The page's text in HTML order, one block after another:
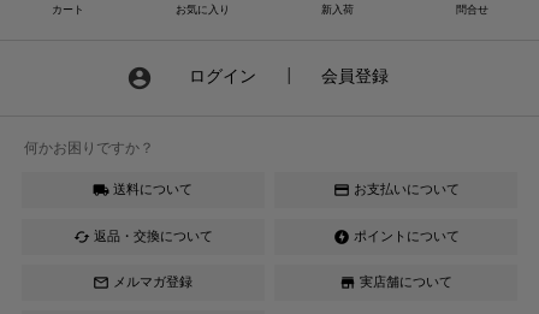
カート お気に入り 新入荷 問合せ
account_circle ログイン 会員登録
何かお困りですか？
local_shipping 送料について credit_card お支払いについて
cached 返品・交換について offline_bolt ポイントについて
mail_outline メルマガ登録 store 実店舗について